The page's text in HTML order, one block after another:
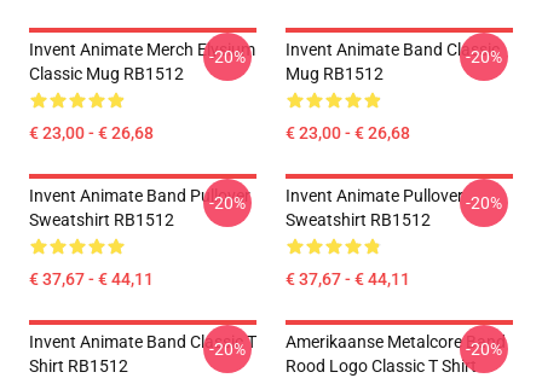
Invent Animate Merch Elysium
Classic Mug RB1512
€ 23,00 - € 26,68
-20%
Invent Animate Band Classic
Mug RB1512
€ 23,00 - € 26,68
-20%
Invent Animate Band Pullover
Sweatshirt RB1512
€ 37,67 - € 44,11
-20%
Invent Animate Pullover
Sweatshirt RB1512
€ 37,67 - € 44,11
-20%
Invent Animate Band Classic T
Shirt RB1512
-20%
Amerikaanse Metalcore Band
Rood Logo Classic T Shirt
-20%